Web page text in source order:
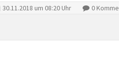
30.11.2018 um 08:20 Uhr 0